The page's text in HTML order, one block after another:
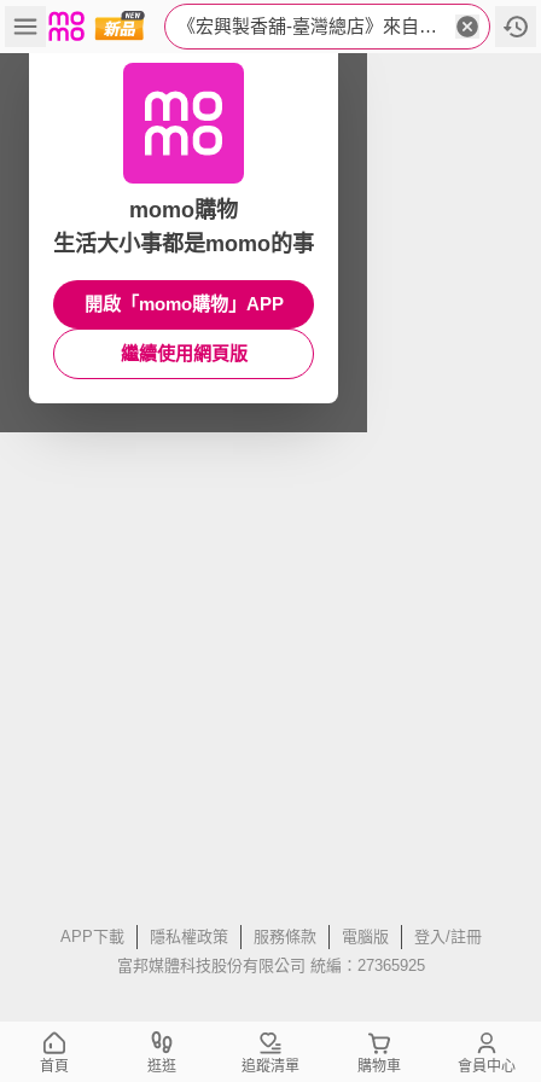
《宏興製香舖-臺灣總店》來自臺灣佳里的優質香品
APP下載 隱私權政策 服務條款 電腦版
登入/註冊
富邦媒體科技股份有限公司 統編：27365925
momo購物
生活大小事都是momo的事
開啟「momo購物」APP
繼續使用網頁版
首頁 逛逛 追蹤清單 購物車 會員中心